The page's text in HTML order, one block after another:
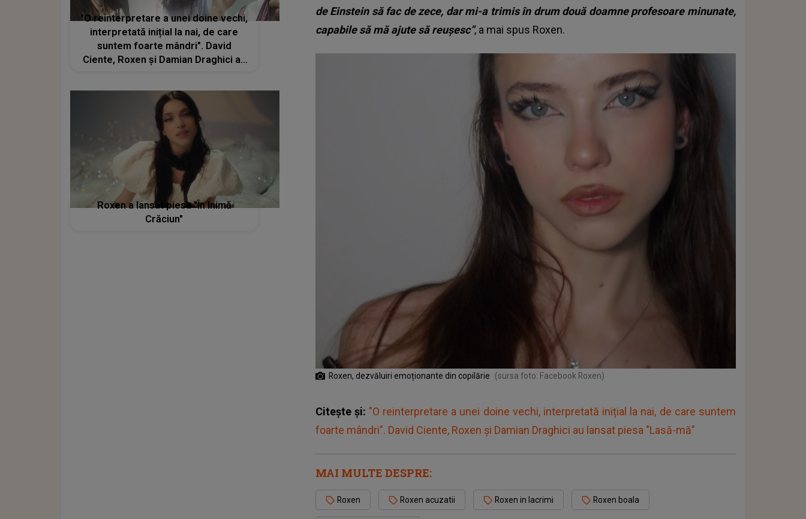
de Einstein să fac de zece, dar mi-a trimis în drum două doamne profesoare minunate,
capabile să mă ajute să reușesc”, a mai spus Roxen.
Roxen, dezvăluiri emoționante din copilărie (sursa foto: Facebook Roxen)
Citește și: "O reinterpretare a unei doine vechi, interpretată inițial la nai, de care suntem
foarte mândri". David Ciente, Roxen și Damian Draghici au lansat piesa "Lasă-mă"
MAI MULTE DESPRE:
Roxen Roxen acuzatii Roxen in lacrimi Roxen boala
"O reinterpretare a unei doine vechi,
interpretată inițial la nai, de care
suntem foarte mândri". David
Ciente, Roxen și Damian Draghici au
Roxen a lansat piesa "În Inimă
Crăciun"